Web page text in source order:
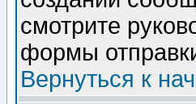
смотрите
формы
Вернуться к